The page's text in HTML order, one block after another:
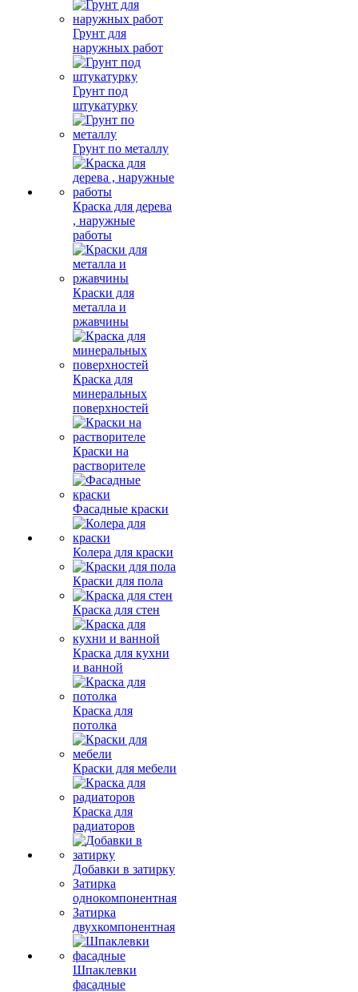
Грунт для
наружных работ
Грунт под
штукатурку
Грунт по металлу
Краска для дерева
, наружные
работы
Краски для
металла и
ржавчины
Краска для
минеральных
поверхностей
Краски на
растворителе
Фасадные краски
Колера для краски
Краски для пола
Краска для стен
Краска для кухни
и ванной
Краска для
потолка
Краски для мебели
Краска для
радиаторов
Добавки в затирку
Затирка
однокомпонентная
Затирка
двухкомпонентная
Шпаклевки
фасадные